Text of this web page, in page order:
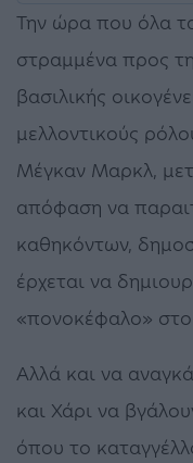
Την ώρα που όλα
στραμμένα προς
βασιλικής
μελλοντικούς
Μέγκαν Μαρκλ,
απόφαση να
καθηκόντων,
έρχεται να
«πονοκέφαλο»
Αλλά και να
και Χάρι να
όπου το